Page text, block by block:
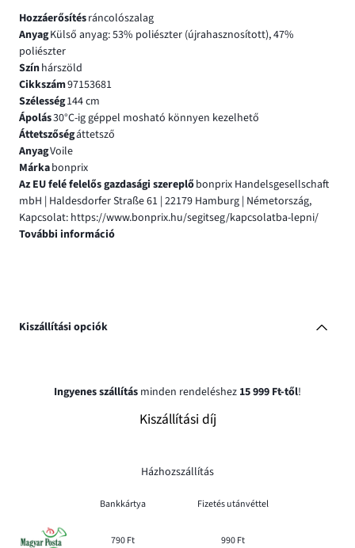
Hozzáerősítésráncolószalag
AnyagKülső anyag: 53% poliészter (újrahasznosított), 47%
poliészter
Színhárszöld
Cikkszám97153681
Szélesség144 cm
Ápolás30°C-ig géppel mosható könnyen kezelhető
Áttetszőségáttetsző
AnyagVoile
Márkabonprix
Az EU felé felelős gazdasági szereplőbonprix Handelsgesellschaft
mbH | Haldesdorfer Straße 61 | 22179 Hamburg | Németország,
Kapcsolat: https://www.bonprix.hu/segitseg/kapcsolatba-lepni/
További információ
Kiszállítási opciók
Ingyenes szállítás minden rendeléshez 15 999 Ft-től!
Kiszállítási díj
Házhozszállítás
Bankkártya Fizetés utánvéttel
790 Ft 990 Ft